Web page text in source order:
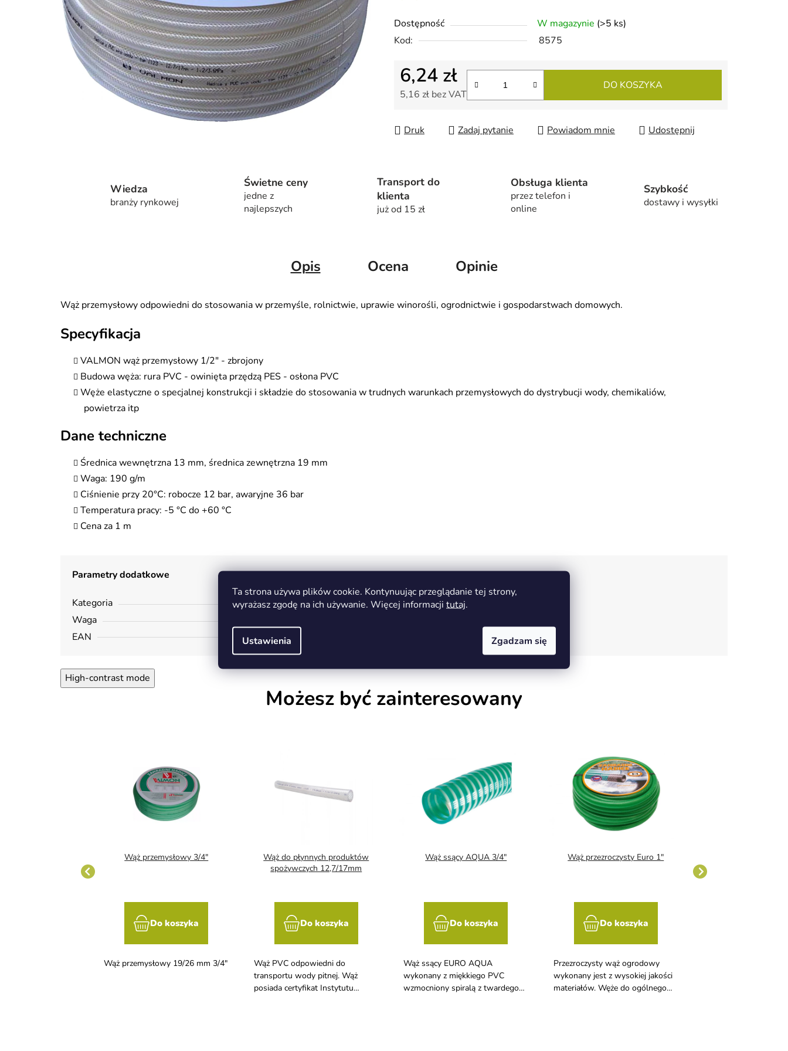
Ta strona używa plików cookie. Kontynuując przeglądanie tej strony,
wyrażasz zgodę na ich używanie. Więcej informacji tutaj.
Ustawienia Zgadzam się
5
gwiazdek.
Dostępność W magazynie (>5 ks)
Kod:
8575
6,24 zł
5,16 zł bez VAT
DO KOSZYKA
Druk Zadaj pytanie Powiadom mnie Udostępnij
Wiedza
branży rynkowej
Świetne ceny
jedne z
najlepszych
Transport do
klienta
już od 15 zł
Obsługa klienta
przez telefon i
online
Szybkość
dostawy i wysyłki
Opis Ocena Opinie
Wąż przemysłowy odpowiedni do stosowania w przemyśle, rolnictwie, uprawie winorośli, ogrodnictwie i gospodarstwach domowych.
Specyfikacja
VALMON wąż przemysłowy 1/2" - zbrojony
Budowa węża: rura PVC - owinięta przędzą PES - osłona PVC
Węże elastyczne o specjalnej konstrukcji i składzie do stosowania w trudnych warunkach przemysłowych do dystrybucji wody, chemikaliów,
powietrza itp
Dane techniczne
Średnica wewnętrzna 13 mm, średnica zewnętrzna 19 mm
Waga: 190 g/m
Ciśnienie przy 20°C: robocze 12 bar, awaryjne 36 bar
Temperatura pracy: -5 °C do +60 °C
Cena za 1 m
Parametry dodatkowe
Kategoria
Węże
Waga
EAN
High-contrast mode
Możesz być zainteresowany
Wąż przemysłowy 3/4"
Do koszyka
Wąż przemysłowy 19/26 mm 3/4"
Wąż do płynnych produktów
spożywczych 12,7/17mm
Do koszyka
Wąż PVC odpowiedni do
transportu wody pitnej. Wąż
posiada certyfikat Instytutu
Wąż ssący AQUA 3/4"
Do koszyka
Wąż ssący EURO AQUA
wykonany z miękkiego PVC
wzmocniony spiralą z twardego
Wąż przezroczysty Euro 1"
Do koszyka
Przezroczysty wąż ogrodowy
wykonany jest z wysokiej jakości
materiałów. Węże do ogólnego